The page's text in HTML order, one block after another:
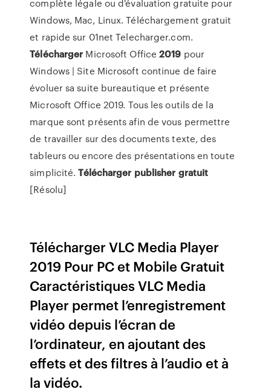
complète légale ou d'évaluation gratuite pour
Windows, Mac, Linux. Téléchargement gratuit
et rapide sur 01net Telecharger.com.
Télécharger Microsoft Office2019 pour
Windows | Site Microsoft continue de faire
évoluer sa suite bureautique et présente
Microsoft Office 2019. Tous les outils de la
marque sont présents afin de vous permettre
de travailler sur des documents texte, des
tableurs ou encore des présentations en toute
simplicité.Télécharger publisher gratuit
[Résolu]
Télécharger VLC Media Player
2019 Pour PC et Mobile Gratuit
Caractéristiques VLC Media
Player permet l’enregistrement
vidéo depuis l’écran de
l’ordinateur, en ajoutant des
effets et des filtres à l’audio et à
la vidéo.